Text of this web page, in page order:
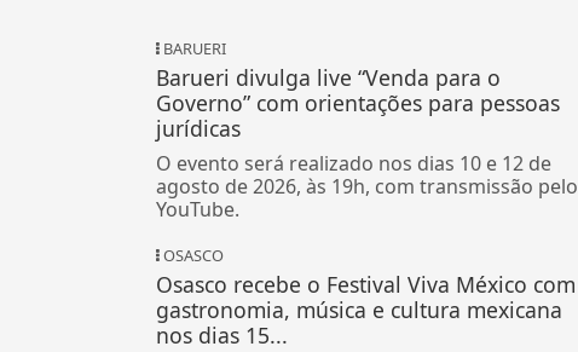
BARUERI
Barueri divulga live “Venda para o
Governo” com orientações para pessoas
jurídicas
O evento será realizado nos dias 10 e 12 de
agosto de 2026, às 19h, com transmissão pelo
YouTube.
OSASCO
Osasco recebe o Festival Viva México com
gastronomia, música e cultura mexicana
nos dias 15...